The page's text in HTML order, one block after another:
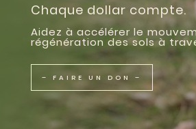
Chaque dollar compte.
Aidez à accélérer le
régénération des sols à
– FAIRE UN DON –